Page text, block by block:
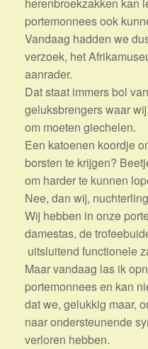
portemonnees ook
Vandaag hadden we
verzoek, het
aanrader.
Dat staat immers bol
geluksbrengers waar
om moeten giechelen.
Een katoenen koordje
borsten te krijgen?
om harder te kunnen
Nee, dan wij,
Wij hebben in onze
damestas, de
uitsluitend functionele
Maar vandaag las ik
portemonnees en kan
dat we, gelukkig maar,
naar ondersteunende
verloren hebben.